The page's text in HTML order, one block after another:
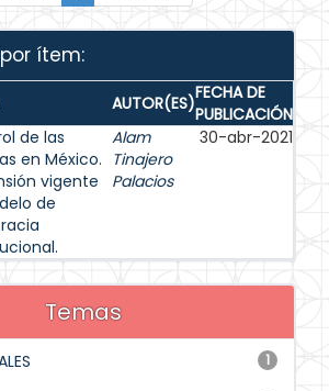
ítem:
AUTOR(ES)FECHA DE
PUBLICACIÓN
de las
en México.
vigente
de
Alam
Tinajero
Palacios
30-abr-2021
Temas
1